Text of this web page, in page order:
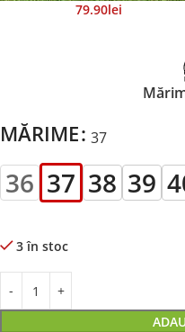
79.90Lei
MĂRIME 37
36 37 38 39
3 în stoc